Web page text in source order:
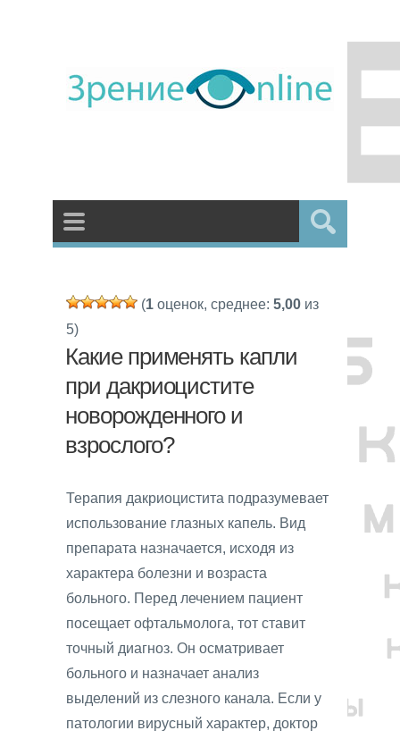
(1 оценок, среднее: 5,00 из
5)
Какие применять капли
при дакриоцистите
новорожденного и
взрослого?
Терапия дакриоцистита подразумевает
использование глазных капель. Вид
препарата назначается, исходя из
характера болезни и возраста
больного. Перед лечением пациент
посещает офтальмолога, тот ставит
точный диагноз. Он осматривает
больного и назначает анализ
выделений из слезного канала. Если у
патологии вирусный характер, доктор